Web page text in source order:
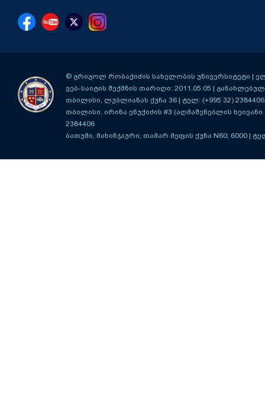
© გრიგოლ რობაქიძის სახელობის უნივერსიტეტი |
ვებ-საიტის შექმნის თარიღი: 2011.05.05 |
თბილისი, ლუბლიანას ქუჩა 36 | ტელ: (+995 32)
თბილისი, ირინა ენუქიძის #3 (აღმაშენებლის ხეივანი
2384406
ბათუმი, მახინჯაური, თამარ მეფის ქუჩა N60; 6000 |